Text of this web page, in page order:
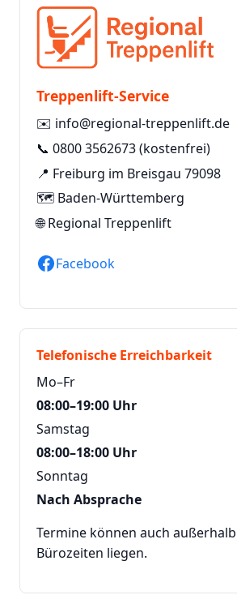
Treppenlift-Service
✉️ info@regional-treppenlift.de
📞 0800 3562673(kostenfrei)
📍 Freiburg im Breisgau 79098
🗺️ Baden-Württemberg
🌐Regional Treppenlift
Facebook
Telefonische Erreichbarkeit
Mo–Fr
08:00–19:00 Uhr
Samstag
08:00–18:00 Uhr
Sonntag
Nach Absprache
Termine können auch
Bürozeiten liegen.